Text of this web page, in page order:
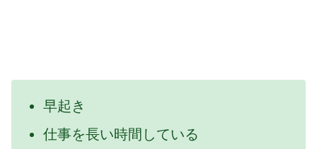
早起き
仕事を長い時間している